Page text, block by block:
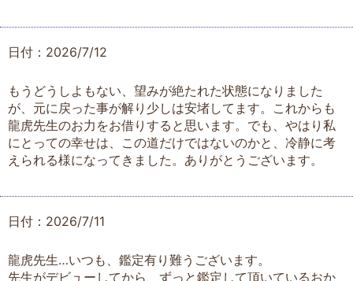
日付：2026/7/12
もうどうしよもない、望みが絶たれた状態になりました
が、元に戻った事が解り少しは安堵してます。これからも
龍虎先生のお力をお借りすると思います。でも、やはり私
にとっての幸せは、この道だけではないのかと、冷静に考
えられる様になってきました。ありがとうございます。
日付：2026/7/11
龍虎先生…いつも、鑑定有り難うございます。
先生がデビューしてから、ずっと鑑定して頂いているおか